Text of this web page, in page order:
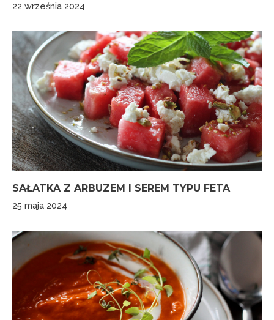
22 września 2024
SAŁATKA Z ARBUZEM I SEREM TYPU FETA
25 maja 2024